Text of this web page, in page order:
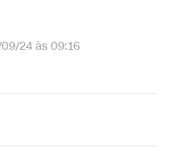
24 às 09:16
Irmão de brasileiro morto no Líbano chega ao Brasil | CNN NOVO DIA